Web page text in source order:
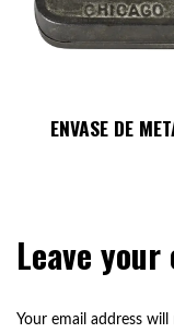
ENVASE DE
Leave
Your email address